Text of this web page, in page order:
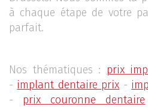
à chaque étape de votre
parfait.
Nos thématiques : prix
- implant dentaire prix -
- prix couronne dentaire